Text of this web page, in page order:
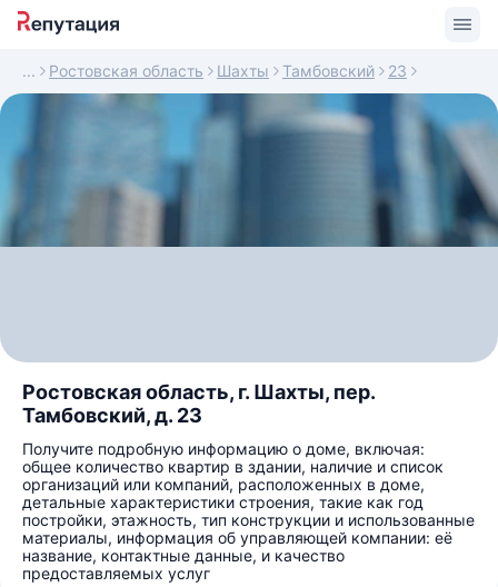
Ростовская область Шахты Тамбовский 23
Ростовская область, г. Шахты, пер.
Тамбовский, д. 23
Получите подробную информацию о доме, включая:
общее количество квартир в здании, наличие и список
организаций или компаний, расположенных в доме,
детальные характеристики строения, такие как год
постройки, этажность, тип конструкции и использованные
материалы, информация об управляющей компании: её
название, контактные данные, и качество
предоставляемых услуг